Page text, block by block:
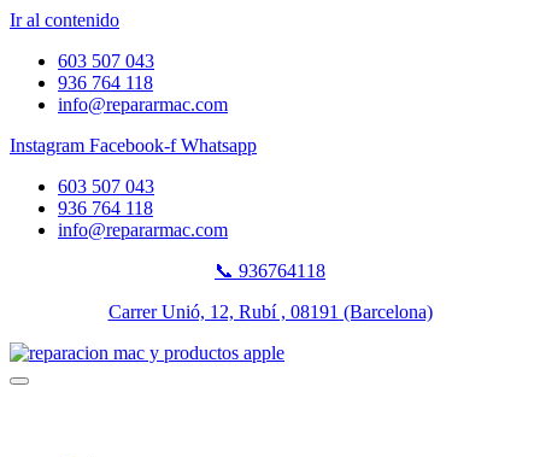
Ir al contenido
603 507 043
936 764 118
info@repararmac.com
Instagram Facebook-f Whatsapp
603 507 043
936 764 118
info@repararmac.com
📞 936764118
Carrer Unió, 12, Rubí , 08191 (Barcelona)